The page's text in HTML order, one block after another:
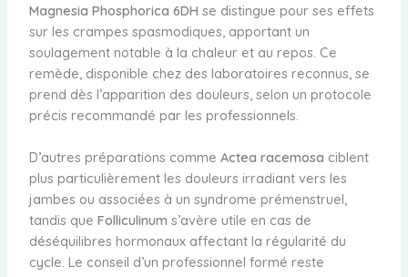
Magnesia Phosphorica 6DH se distingue pour ses effets
sur les crampes spasmodiques, apportant un
soulagement notable à la chaleur et au repos. Ce
remède, disponible chez des laboratoires reconnus, se
prend dès l’apparition des douleurs, selon un protocole
précis recommandé par les professionnels.
D’autres préparations comme Actea racemosa ciblent
plus particulièrement les douleurs irradiant vers les
jambes ou associées à un syndrome prémenstruel,
tandis que Folliculinum s’avère utile en cas de
déséquilibres hormonaux affectant la régularité du
cycle. Le conseil d’un professionnel formé reste